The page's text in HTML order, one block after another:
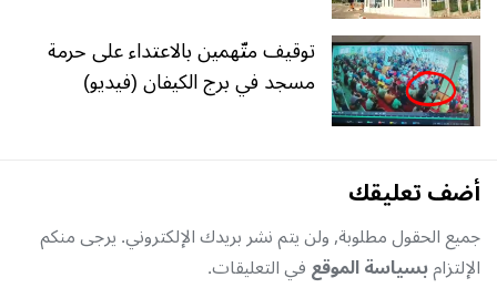
توقيف متّهمين بالاعتداء على حرمة
مسجد في برج الكيفان (فيديو)
أضف تعليقك
جميع الحقول مطلوبة, ولن يتم نشر بريدك الإلكتروني. يرجى منكم
الإلتزامبسياسة الموقعفي التعليقات.